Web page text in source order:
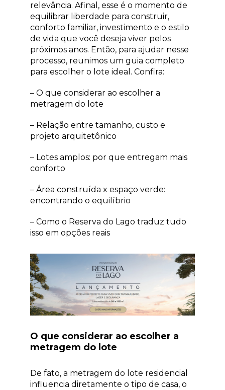
relevância. Afinal, esse é o momento de
equilibrar liberdade para construir,
conforto familiar, investimento e o estilo
de vida que você deseja viver pelos
próximos anos. Então, para ajudar nesse
processo, reunimos um guia completo
para escolher o lote ideal. Confira:
– O que considerar ao escolher a
metragem do lote
– Relação entre tamanho, custo e
projeto arquitetônico
– Lotes amplos: por que entregam mais
conforto
– Área construída x espaço verde:
encontrando o equilíbrio
– Como o Reserva do Lago traduz tudo
isso em opções reais
O que considerar ao escolher a
metragem do lote
De fato, a metragem do lote residencial
influencia diretamente o tipo de casa, o